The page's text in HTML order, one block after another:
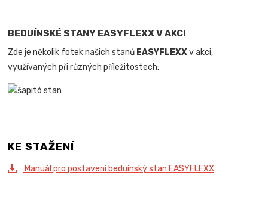
BEDUÍNSKÉ STANY EASYFLEXX V AKCI
Zde je několik fotek našich stanů EASYFLEXXv akci,
využívaných při různých příležitostech:
KE STAŽENÍ
Manuál pro postavení beduínský stan EASYFLEXX